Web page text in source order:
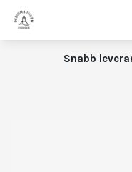
Snabb